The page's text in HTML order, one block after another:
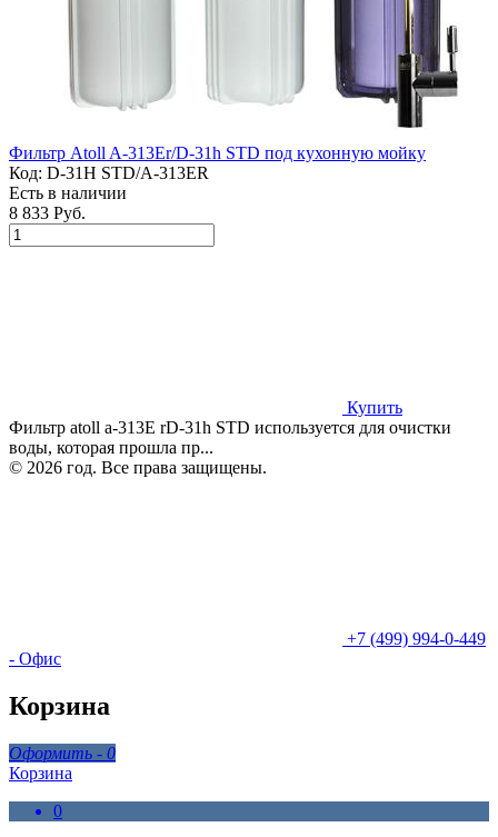
Фильтр Atoll A-313Er/D-31h STD под кухонную мойку
Код: D-31H STD/A-313ER
Есть в наличии
8 833 Руб.
Купить
Фильтр atoll a-313Е rD-31h STD используется для очистки
воды, которая прошла пр...
© 2026 год. Все права защищены.
+7 (499) 994-0-449
- Офис
Корзина
Оформить - 0
Корзина
0